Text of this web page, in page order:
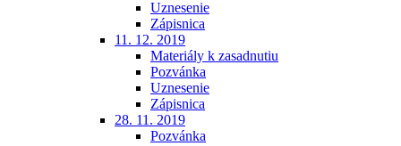
Uznesenie
Zápisnica
11. 12. 2019
Materiály k zasadnutiu
Pozvánka
Uznesenie
Zápisnica
28. 11. 2019
Pozvánka